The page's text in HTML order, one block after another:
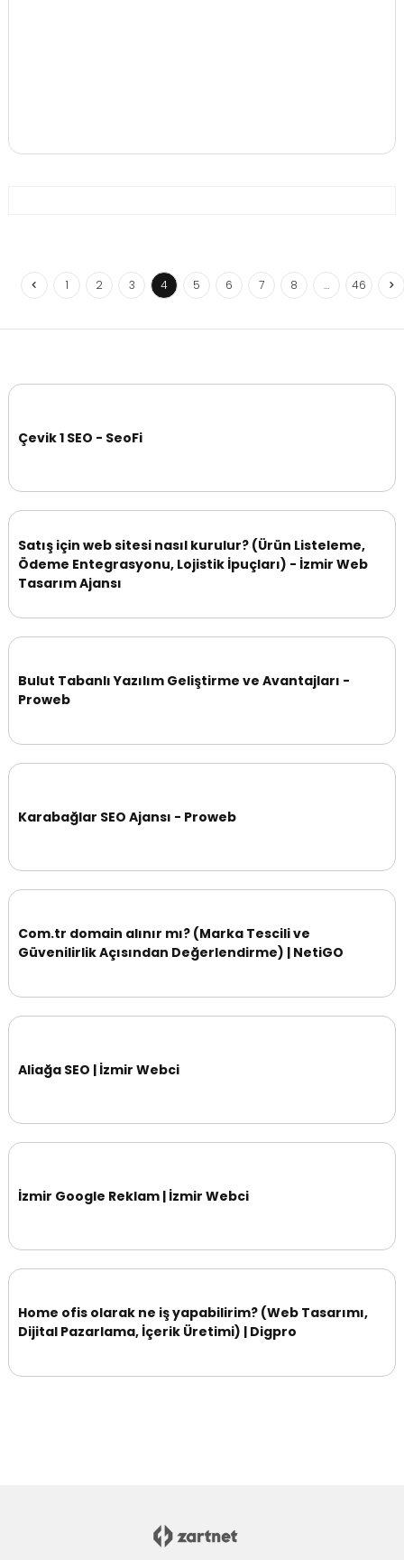
1 2 3 4 5 6 7 8 … 46
Çevik 1 SEO - SeoFi
Satış için web sitesi nasıl kurulur? (Ürün Listeleme,
Ödeme Entegrasyonu, Lojistik İpuçları) - İzmir Web
Tasarım Ajansı
Bulut Tabanlı Yazılım Geliştirme ve Avantajları -
Proweb
Karabağlar SEO Ajansı - Proweb
Com.tr domain alınır mı? (Marka Tescili ve
Güvenilirlik Açısından Değerlendirme) | NetiGO
Aliağa SEO | İzmir Webci
İzmir Google Reklam | İzmir Webci
Home ofis olarak ne iş yapabilirim? (Web Tasarımı,
Dijital Pazarlama, İçerik Üretimi) | Digpro